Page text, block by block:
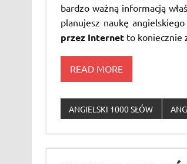
bardzo ważną informacją
planujesz naukę
przez Internetto koniecznie
READ MORE
ANGIELSKI 1000 SŁÓW